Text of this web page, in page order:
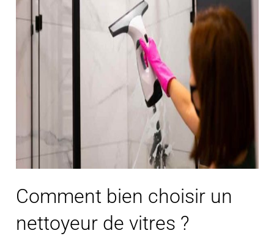
Comment bien choisir un
nettoyeur de vitres ?